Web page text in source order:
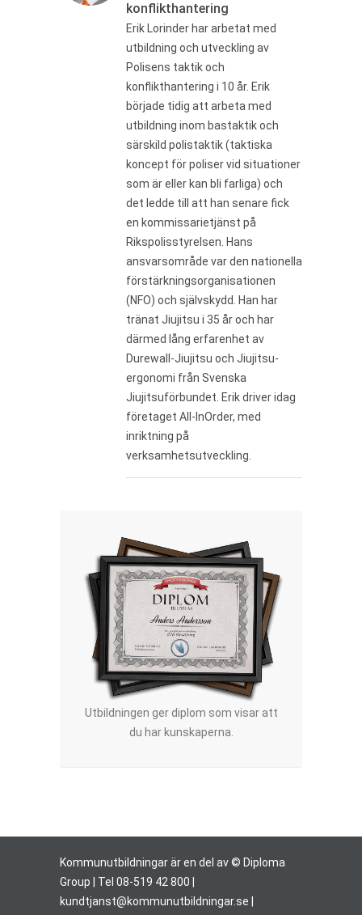
konflikthantering
Erik Lorinder har arbetat med
utbildning och utveckling av
Polisens taktik och
konflikthantering i 10 år. Erik
började tidig att arbeta med
utbildning inom bastaktik och
särskild polistaktik (taktiska
koncept för poliser vid situationer
som är eller kan bli farliga) och
det ledde till att han senare fick
en kommissarietjänst på
Rikspolisstyrelsen. Hans
ansvarsområde var den nationella
förstärkningsorganisationen
(NFO) och självskydd. Han har
tränat Jiujitsu i 35 år och har
därmed lång erfarenhet av
Durewall-Jiujitsu och Jiujitsu-
ergonomi från Svenska
Jiujitsuförbundet. Erik driver idag
företaget All-InOrder, med
inriktning på
verksamhetsutveckling.
Utbildningen ger diplom som visar att
du har kunskaperna.
Kommunutbildningar är en del av © Diploma
Group | Tel 08-519 42 800 |
kundtjanst@kommunutbildningar.se